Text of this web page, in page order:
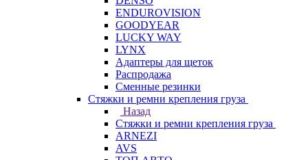
ENDUROVISION
GOODYEAR
LUCKY WAY
LYNX
Адаптеры для щеток
Распродажа
Сменные резинки
Стяжки и ремни крепления груза
Назад
Стяжки и ремни крепления груза
ARNEZI
AVS